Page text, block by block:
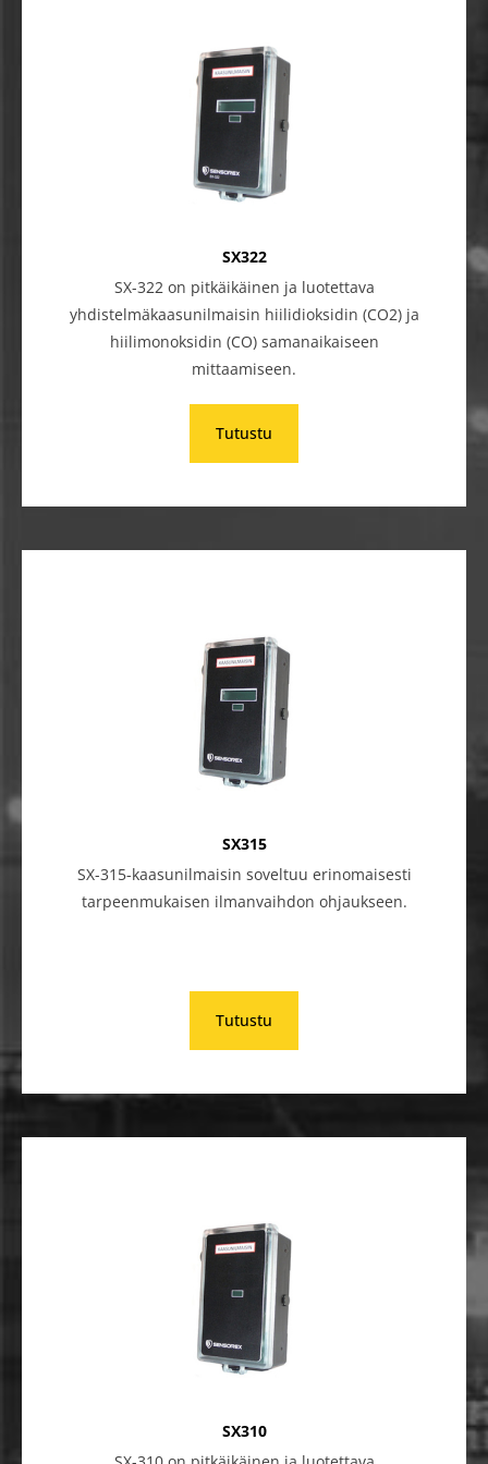
SX322
SX-322 on pitkäikäinen ja luotettava
yhdistelmäkaasunilmaisin hiilidioksidin (CO2) ja
hiilimonoksidin (CO) samanaikaiseen
mittaamiseen.
Tutustu
SX315
SX-315-kaasunilmaisin soveltuu erinomaisesti
tarpeenmukaisen ilmanvaihdon ohjaukseen.
Tutustu
SX310